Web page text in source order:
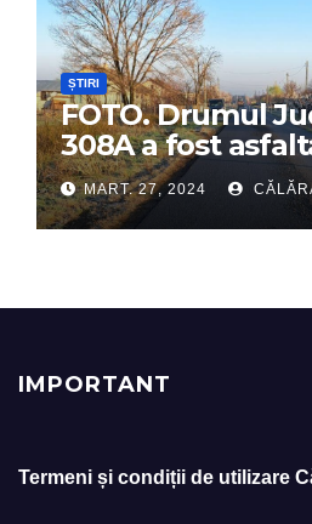
ȘTIRI
FOTO. Drumul
308A a fost
MART. 27, 2024
IMPORTANT
Termeni și condiții de utilizare